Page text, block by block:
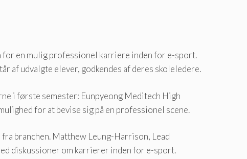
for en mulig professionel karriere inden for e-sport.
af udvalgte elever, godkendes af deres skoleledere.
i første semester: Eunpyeong Meditech High
for at bevise sig på en professionel scene.
branchen. Matthew Leung-Harrison, Lead
diskussioner om karrierer inden for e-sport.